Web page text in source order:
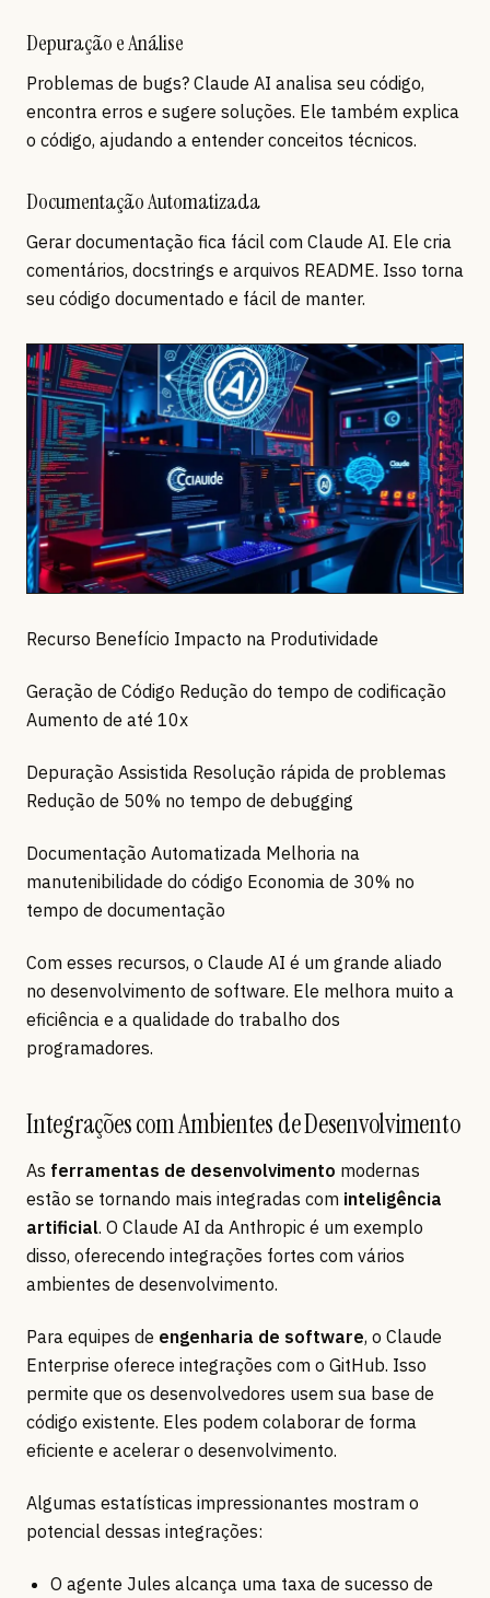
Depuração e Análise
Problemas de bugs? Claude AI analisa seu código,
encontra erros e sugere soluções. Ele também explica
o código, ajudando a entender conceitos técnicos.
Documentação Automatizada
Gerar documentação fica fácil com Claude AI. Ele cria
comentários, docstrings e arquivos README. Isso torna
seu código documentado e fácil de manter.
Recurso Benefício Impacto na Produtividade
Geração de Código Redução do tempo de codificação
Aumento de até 10x
Depuração Assistida Resolução rápida de problemas
Redução de 50% no tempo de debugging
Documentação Automatizada Melhoria na
manutenibilidade do código Economia de 30% no
tempo de documentação
Com esses recursos, o Claude AI é um grande aliado
no desenvolvimento de software. Ele melhora muito a
eficiência e a qualidade do trabalho dos
programadores.
Integrações com Ambientes de Desenvolvimento
As ferramentas de desenvolvimento modernas
estão se tornando mais integradas com inteligência
artificial. O Claude AI da Anthropic é um exemplo
disso, oferecendo integrações fortes com vários
ambientes de desenvolvimento.
Para equipes de engenharia de software, o Claude
Enterprise oferece integrações com o GitHub. Isso
permite que os desenvolvedores usem sua base de
código existente. Eles podem colaborar de forma
eficiente e acelerar o desenvolvimento.
Algumas estatísticas impressionantes mostram o
potencial dessas integrações:
O agente Jules alcança uma taxa de sucesso de